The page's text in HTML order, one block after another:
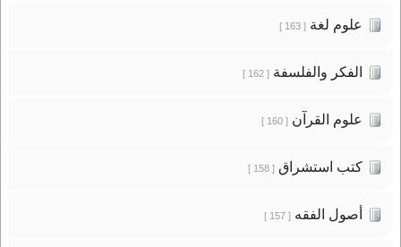
علوم لغة[ 163 ]
الفكر والفلسفة[ 162 ]
علوم القرآن[ 160 ]
كتب استشراق[ 158 ]
أصول الفقه[ 157 ]